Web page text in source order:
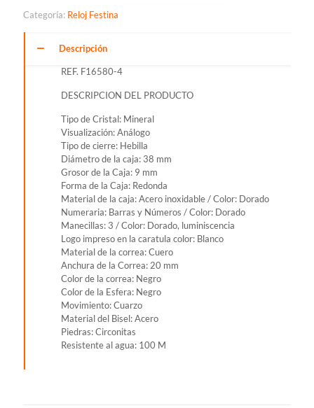
PARA
DAMA
REF.
Categoría: Reloj Festina
Descripción
REF. F16580-4
DESCRIPCION DEL PRODUCTO
Tipo de Cristal: Mineral
Visualización: Análogo
Tipo de cierre: Hebilla
Diámetro de la caja: 38 mm
Grosor de la Caja: 9 mm
Forma de la Caja: Redonda
Material de la caja: Acero inoxidable / Color: Dorado
Numeraria: Barras y Números / Color: Dorado
Manecillas: 3 / Color: Dorado, luminiscencia
Logo impreso en la caratula color: Blanco
Material de la correa: Cuero
Anchura de la Correa: 20 mm
Color de la correa: Negro
Color de la Esfera: Negro
Movimiento: Cuarzo
Material del Bisel: Acero
Piedras: Circonitas
Resistente al agua: 100 M